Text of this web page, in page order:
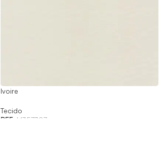
Ivoire
Tecido
REF: M357307